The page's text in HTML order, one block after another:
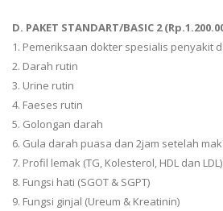
D. PAKET STANDART/BASIC 2
1. Pemeriksaan dokter spesialis penyakit
2. Darah rutin
3. Urine rutin
4. Faeses rutin
5. Golongan darah
6. Gula darah puasa dan 2jam setelah
7. Profil lemak (TG, Kolesterol, HDL dan LDL)
8. Fungsi hati (SGOT & SGPT)
9. Fungsi ginjal (Ureum & Kreatinin)